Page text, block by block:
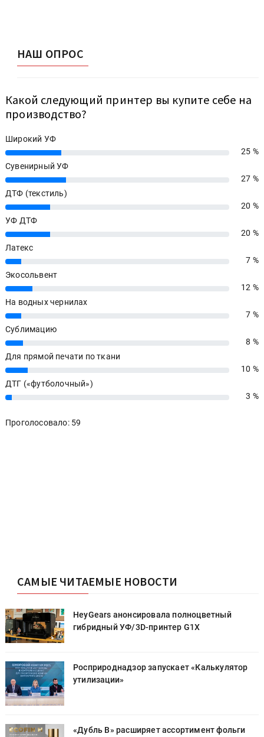
НАШ ОПРОС
Какой следующий принтер вы купите себе на
производство?
Широкий УФ
25%
25 %
Сувенирный УФ
27%
27 %
ДТФ (текстиль)
20%
20 %
УФ ДТФ
20%
20 %
Латекс
7%
7 %
Экосольвент
12%
12 %
На водных чернилах
7%
7 %
Сублимацию
8%
8 %
Для прямой печати по ткани
10%
10 %
ДТГ («футболочный»)
3% 3 %
Проголосовало: 59
САМЫЕ ЧИТАЕМЫЕ НОВОСТИ
HeyGears анонсировала полноцветный
гибридный УФ/3D-принтер G1X
Росприроднадзор запускает «Калькулятор
утилизации»
«Дубль В» расширяет ассортимент фольги